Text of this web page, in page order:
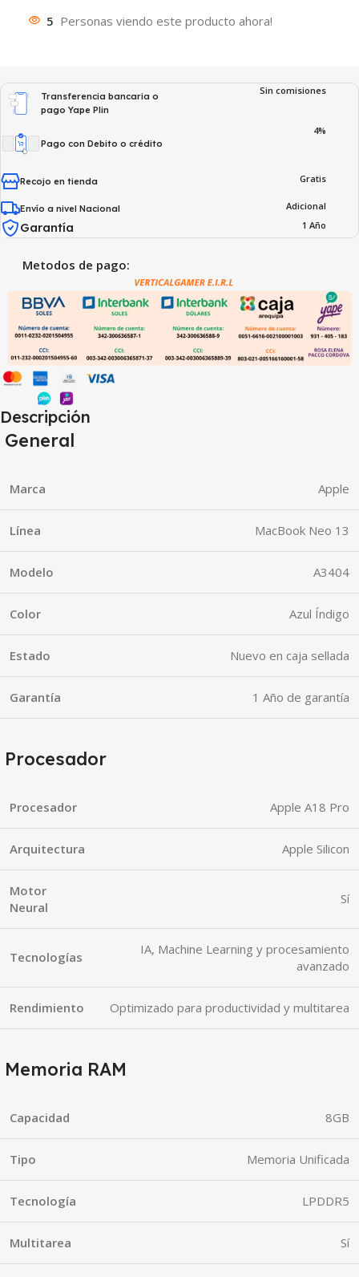
5 Personas viendo este producto ahora!
Transferencia bancaria o
pago Yape Plin
Sin comisiones
Pago con Debito o crédito
4%
Recojo en tienda Gratis
Envío a nivel Nacional Adicional
Garantía 1 Año
Metodos de pago:
Descripción
General
Marca Apple
Línea MacBook Neo 13
Modelo A3404
Color Azul Índigo
Estado Nuevo en caja sellada
Garantía 1 Año de garantía
Procesador
Procesador Apple A18 Pro
Arquitectura Apple Silicon
Motor
Neural
Sí
Tecnologías
IA, Machine Learning y procesamiento
avanzado
Rendimiento Optimizado para productividad y multitarea
Memoria RAM
Capacidad 8GB
Tipo Memoria Unificada
Tecnología LPDDR5
Multitarea Sí